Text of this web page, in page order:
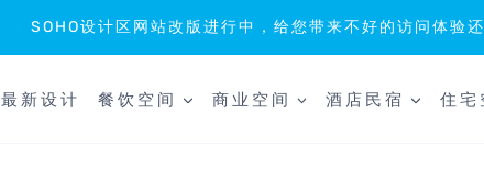
SOHO设计区网站改版进行中，给您带来不好的访问体验还
最新设计 餐饮空间 商业空间 酒店民宿 住宅